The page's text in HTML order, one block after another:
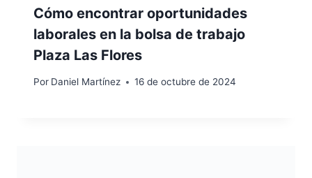
Cómo encontrar oportunidades
laborales en la bolsa de trabajo
Plaza Las Flores
Por Daniel Martínez 16 de octubre de 2024